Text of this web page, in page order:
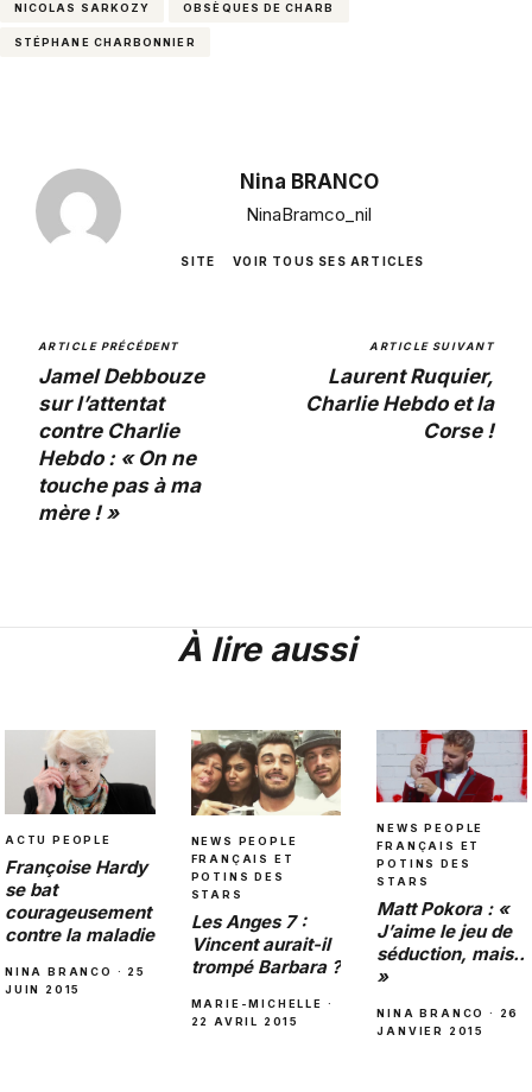
NICOLAS SARKOZY OBSÈQUES DE CHARB
STÉPHANE CHARBONNIER
Nina BRANCO
NinaBramco_nil
SITE VOIR TOUS SES ARTICLES
ARTICLE PRÉCÉDENT
Jamel Debbouze
sur l’attentat
contre Charlie
Hebdo : « On ne
touche pas à ma
mère ! »
ARTICLE SUIVANT
Laurent Ruquier,
Charlie Hebdo et la
Corse !
À lire aussi
ACTU PEOPLE
Françoise Hardy
se bat
courageusement
contre la maladie
NINA BRANCO · 25
JUIN 2015
NEWS PEOPLE
FRANÇAIS ET
POTINS DES
STARS
Les Anges 7 :
Vincent aurait-il
trompé Barbara ?
MARIE-MICHELLE ·
22 AVRIL 2015
NEWS PEOPLE
FRANÇAIS ET
POTINS DES
STARS
Matt Pokora : «
J’aime le jeu de
séduction, mais..
»
NINA BRANCO · 26
JANVIER 2015